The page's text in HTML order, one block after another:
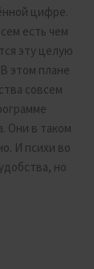
цифре.
есть чем
эту целую
этом плане
совсем
Они в таком
И психи во
но